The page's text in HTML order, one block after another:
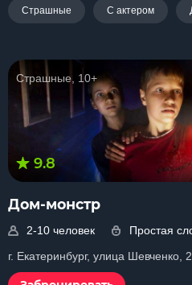
Страшные С актером
Страшные, 10+
9.8
Дом-монстр
2-10 человек
Простая
г. Екатеринбург, улица Шевченко,